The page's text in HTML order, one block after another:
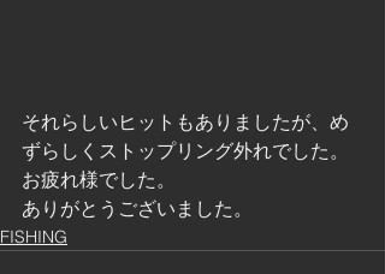
それらしいヒットもありましたが、め
ずらしくストップリング外れでした。
お疲れ様でした。
ありがとうございました。
FISHING